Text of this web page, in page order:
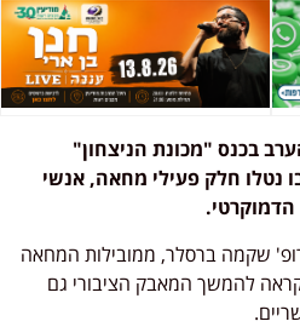
הערב בכנס "מכונת הניצחון"
נטלו חלק פעילי מחאה, אנשי
שקמה ברסלר, ממובילות המחאה
להמשך המאבק הציבורי גם